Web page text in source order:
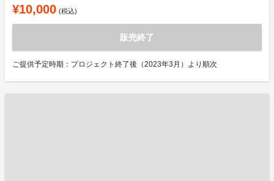
¥10,000 (税込)
販売終了
ご提供予定時期：プロジェクト終了後（2023年3月）より順次